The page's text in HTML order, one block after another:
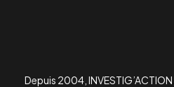
Depuis 2004,